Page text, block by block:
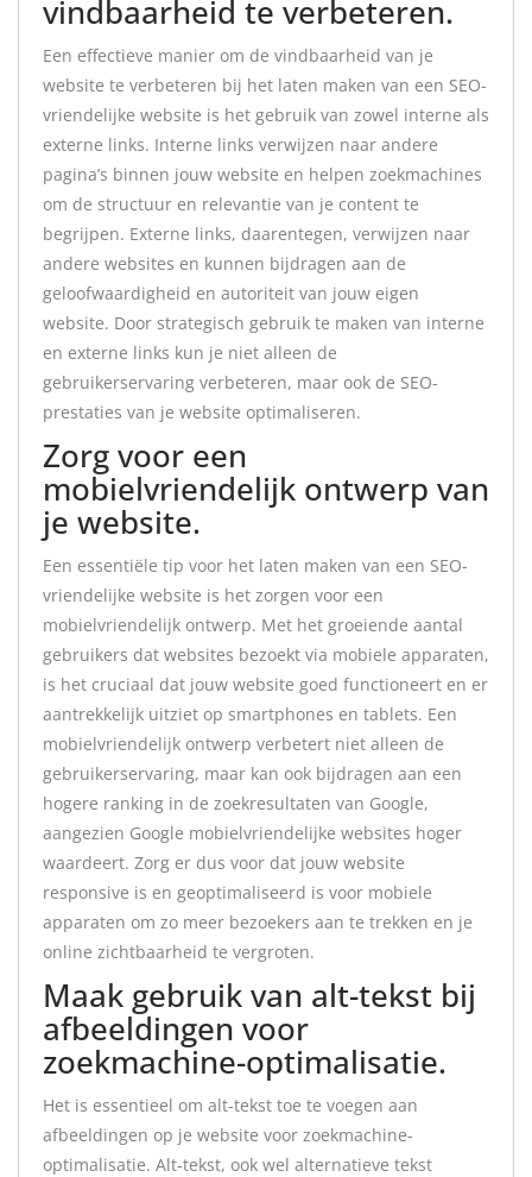
vindbaarheid te verbeteren.
Een effectieve manier om de vindbaarheid van je
website te verbeteren bij het laten maken van een SEO-
vriendelijke website is het gebruik van zowel interne als
externe links. Interne links verwijzen naar andere
pagina’s binnen jouw website en helpen zoekmachines
om de structuur en relevantie van je content te
begrijpen. Externe links, daarentegen, verwijzen naar
andere websites en kunnen bijdragen aan de
geloofwaardigheid en autoriteit van jouw eigen
website. Door strategisch gebruik te maken van interne
en externe links kun je niet alleen de
gebruikerservaring verbeteren, maar ook de SEO-
prestaties van je website optimaliseren.
Zorg voor een
mobielvriendelijk ontwerp van
je website.
Een essentiële tip voor het laten maken van een SEO-
vriendelijke website is het zorgen voor een
mobielvriendelijk ontwerp. Met het groeiende aantal
gebruikers dat websites bezoekt via mobiele apparaten,
is het cruciaal dat jouw website goed functioneert en er
aantrekkelijk uitziet op smartphones en tablets. Een
mobielvriendelijk ontwerp verbetert niet alleen de
gebruikerservaring, maar kan ook bijdragen aan een
hogere ranking in de zoekresultaten van Google,
aangezien Google mobielvriendelijke websites hoger
waardeert. Zorg er dus voor dat jouw website
responsive is en geoptimaliseerd is voor mobiele
apparaten om zo meer bezoekers aan te trekken en je
online zichtbaarheid te vergroten.
Maak gebruik van alt-tekst bij
afbeeldingen voor
zoekmachine-optimalisatie.
Het is essentieel om alt-tekst toe te voegen aan
afbeeldingen op je website voor zoekmachine-
optimalisatie. Alt-tekst, ook wel alternatieve tekst